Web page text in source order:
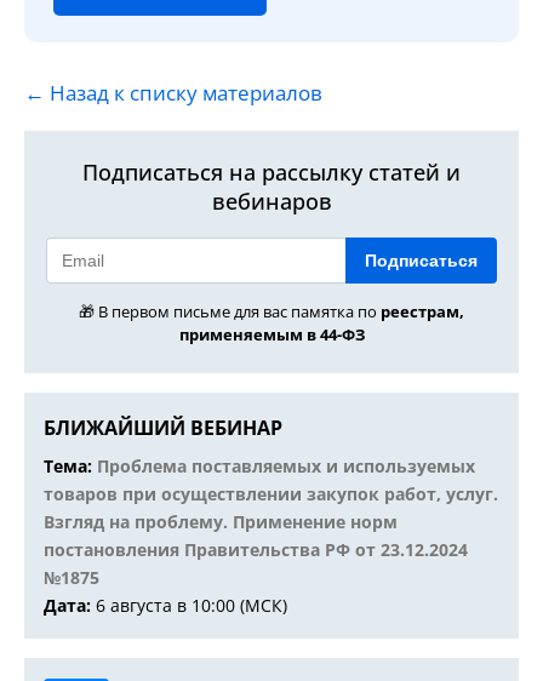
← Назад к списку материалов
Подписаться на рассылку статей и
вебинаров
Подписаться
🎁 В первом письме для вас памятка по реестрам,
применяемым в 44-ФЗ
БЛИЖАЙШИЙ ВЕБИНАР
Тема: Проблема поставляемых и используемых
товаров при осуществлении закупок работ, услуг.
Взгляд на проблему. Применение норм
постановления Правительства РФ от 23.12.2024
№1875
Дата: 6 августа в 10:00 (МСК)